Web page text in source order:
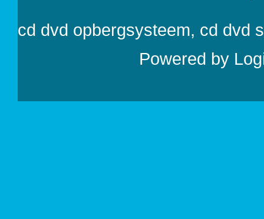
cd dvd opbergsysteem, cd dvd
Powered by